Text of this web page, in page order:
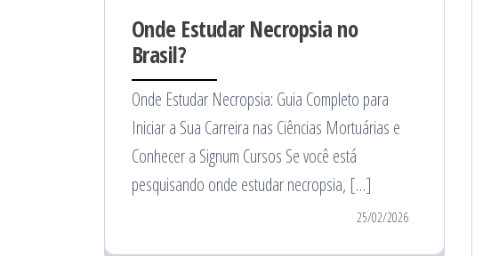
Onde Estudar Necropsia no
Brasil?
Onde Estudar Necropsia: Guia Completo para
Iniciar a Sua Carreira nas Ciências Mortuárias e
Conhecer a Signum Cursos Se você está
pesquisando onde estudar necropsia, […]
25/02/2026